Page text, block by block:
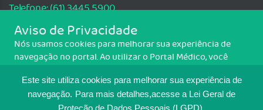
Este site utiliza cookies para melhorar sua experiência de
navegação. Para mais detalhes,acesse a Lei Geral de
Telefone: (61) 3445 5900
Email: cfm@portalmedico.org.br
SGAS 616, Conjunto D, Lote 115, L2 Sul, Brasília/DF - CEP: 70200-760 -
CNPJ: 33.583.550/0001-30
MAPA DO SITE
Aviso de Privacidade
Nós usamos cookies para melhorar sua experiência de
navegação no portal. Ao utilizar o Portal Médico, você
Para ter mais informações sobre como isso é feito, acesse
Política de cookies. Se você concorda, clique em ACEITO.